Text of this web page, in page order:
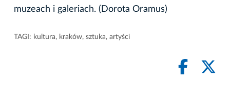
muzeach i galeriach. (Dorota Oramus)
TAGI: kultura, kraków, sztuka, artyści